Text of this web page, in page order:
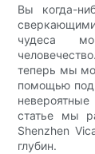
Вы когда-
чудеса
теперь мы
помощью
статье мы
Shenzhen
глубин.